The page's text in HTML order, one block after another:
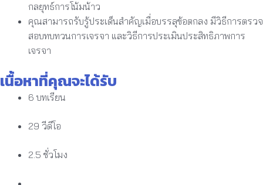
กลยุทธ์การโน้มน้าว
คุณสามารถรับรู้ประเด็นสำคัญเมื่อบรรลุข้อตกลง มีวิธีการตรวจ
สอบทบทวนการเจรจา และวิธีการประเมินประสิทธิภาพการ
เจรจา
เนื้อหาที่คุณจะได้รับ
6 บทเรียน
29 วีดีโอ
2.5 ชั่วโมง